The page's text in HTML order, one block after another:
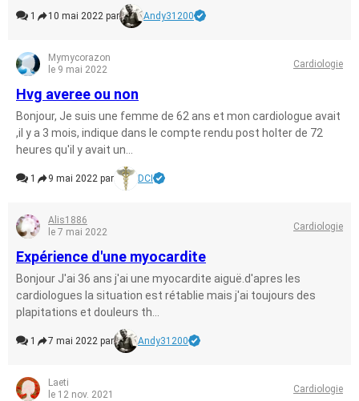
1 10 mai 2022 par Andy31200
Mymycorazon
le 9 mai 2022
Cardiologie
Hvg averee ou non
Bonjour, Je suis une femme de 62 ans et mon cardiologue avait
,il y a 3 mois, indique dans le compte rendu post holter de 72
heures qu'il y avait un...
1 9 mai 2022 par DCI
Alis1886
le 7 mai 2022
Cardiologie
Expérience d'une myocardite
Bonjour J'ai 36 ans j'ai une myocardite aiguë.d'apres les
cardiologues la situation est rétablie mais j'ai toujours des
plapitations et douleurs th...
1 7 mai 2022 par Andy31200
Laeti
le 12 nov. 2021
Cardiologie